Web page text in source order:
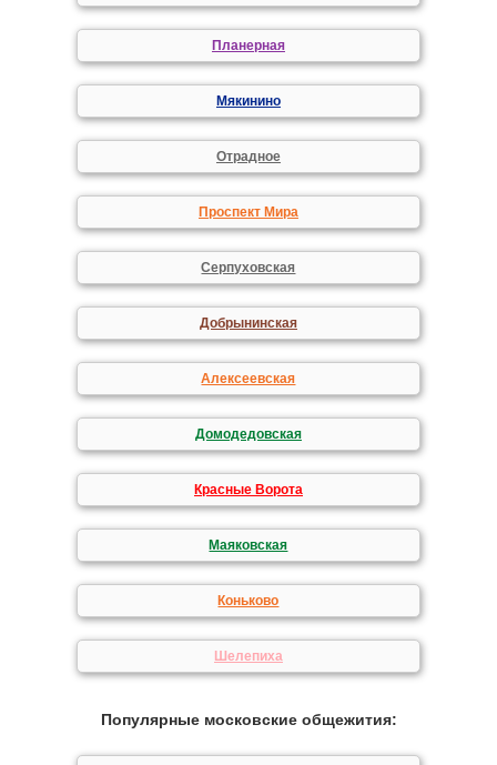
Планерная
Мякинино
Отрадное
Проспект Мира
Серпуховская
Добрынинская
Алексеевская
Домодедовская
Красные Ворота
Маяковская
Коньково
Шелепиха
Популярные московские общежития: